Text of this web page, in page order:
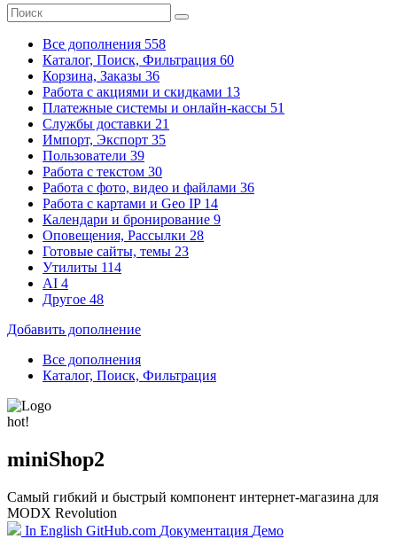
Все дополнения 558
Каталог, Поиск, Фильтрация 60
Корзина, Заказы 36
Работа с акциями и скидками 13
Платежные системы и онлайн-кассы 51
Службы доставки 21
Импорт, Экспорт 35
Пользователи 39
Работа с текстом 30
Работа с фото, видео и файлами 36
Работа с картами и Geo IP 14
Календари и бронирование 9
Оповещения, Рассылки 28
Готовые сайты, темы 23
Утилиты 114
AI 4
Другое 48
Добавить дополнение
Все дополнения
Каталог, Поиск, Фильтрация
hot!
miniShop2
Самый гибкий и быстрый компонент интернет-магазина для
MODX Revolution
In English GitHub.com Документация Демо